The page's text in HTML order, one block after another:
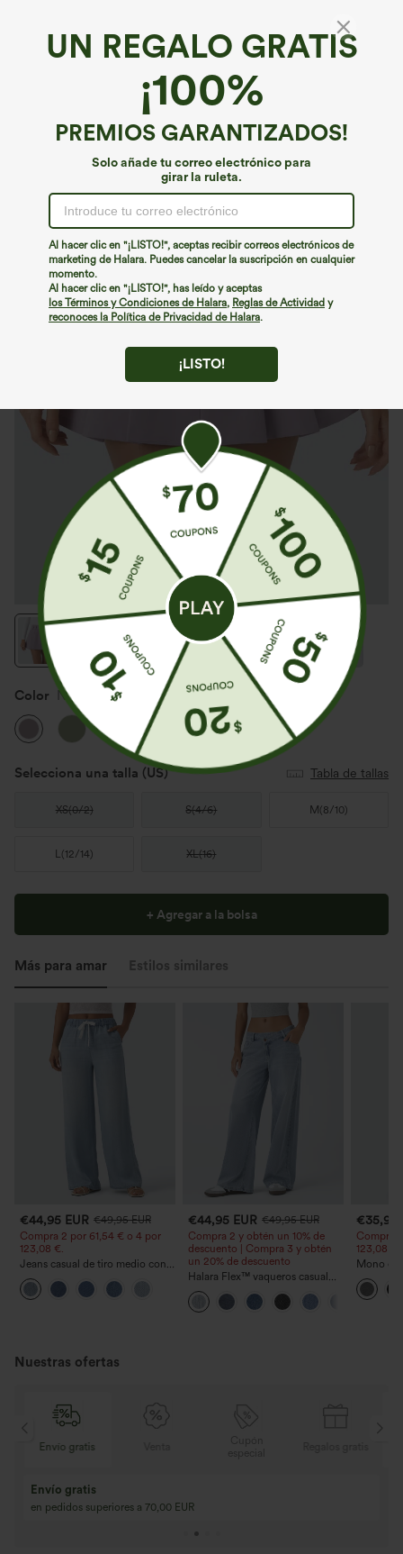
UN REGALO GRATIS
¡100%
PREMIOS GARANTIZADOS!
Solo añade tu correo electrónico para
girar la ruleta.
Al hacer clic en "¡LISTO!", aceptas recibir correos electrónicos de
marketing de Halara. Puedes cancelar la suscripción en cualquier
momento.
Al hacer clic en "¡LISTO!", has leído y aceptas
los Términos y Condiciones de Halara, Reglas de Actividad y
reconoces la Política de Privacidad de Halara.
¡LISTO!
Falda micromini plisada de cintura alta con
bolsillo con cremallera, estilo relajado
Color Nirvana
Selecciona una talla (US) Tabla de tallas
XS(0/2) S(4/6) M (8/10)
L(12/14) XL(16)
+ Agregar a la bolsa
Más para amar Estilos similares
€44,95 EUR €49,95 EUR
Compra 2 por 61,54 € o 4 por
123,08 €.
Jeans casual de tiro medio con
cordón y bolsillos
€44,95 EUR €49,95 EUR
Compra 2 y obtén un 10% de
descuento | Compra 3 y obtén
un 20% de descuento
Halara Flex™ vaqueros casual
lavados asimétricos de tiro bajo
con bolsillos con cremallera,
corte baggy y pierna ancha
€35,95
Compra
123,08 €.
Mono
ancha,
- Easy
Nuestras ofertas
Venta
Compra 3 y llévate 1 gratis
Compra 4 por 3, compra 8 por 6